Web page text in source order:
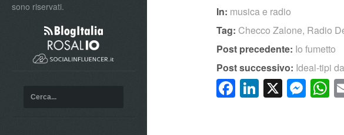
sono riservati.
In: musica e radio
Tag: Checco Zalone, Radio
Post precedente: Io fumetto
Post successivo: Ideal-tipi
Facebook
LinkedIn
X